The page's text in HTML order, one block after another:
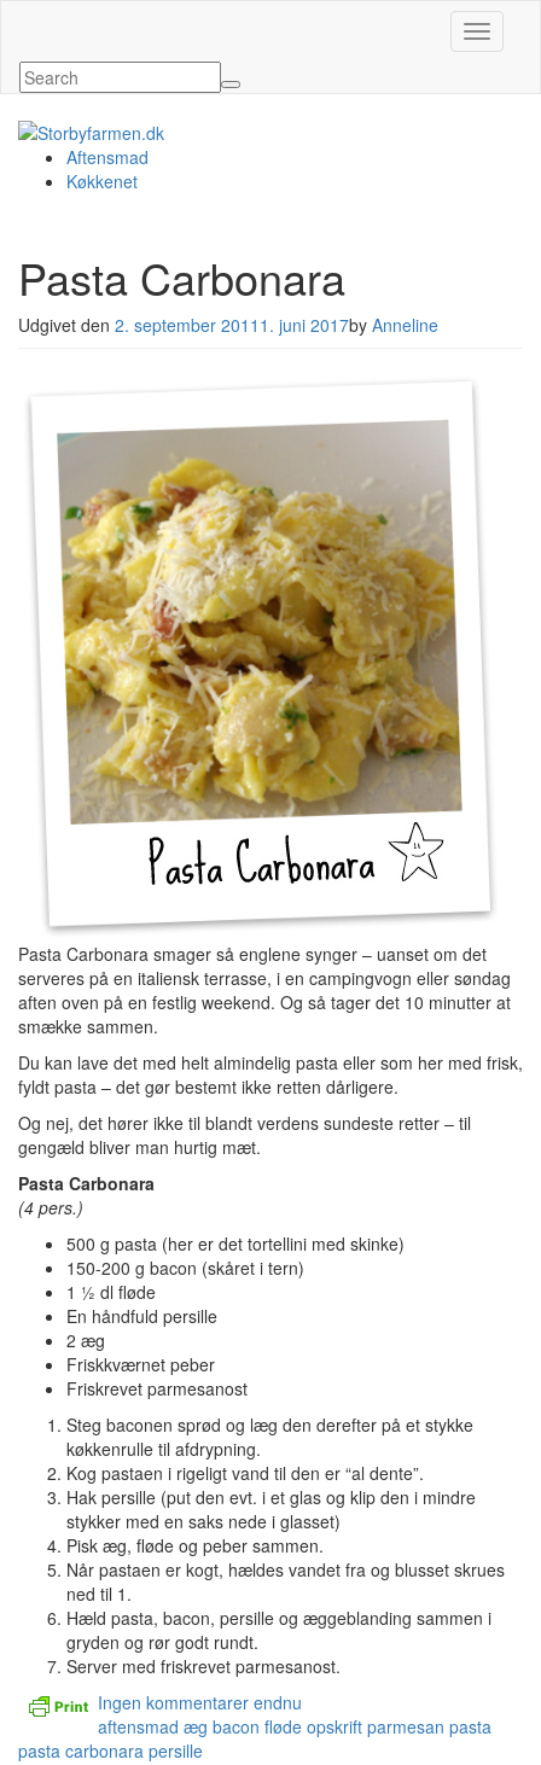
Slå
Aftensmad
Køkkenet
Pasta Carbonara
Udgivet den 2. september 2011 1. juni 2017by Anneline
Pasta Carbonara smager så englene synger – uanset om det
serveres på en italiensk terrasse, i en campingvogn eller søndag
aften oven på en festlig weekend. Og så tager det 10 minutter at
smække sammen.
Du kan lave det med helt almindelig pasta eller som her med frisk,
fyldt pasta – det gør bestemt ikke retten dårligere.
Og nej, det hører ikke til blandt verdens sundeste retter – til
gengæld bliver man hurtig mæt.
Pasta Carbonara
(4 pers.)
500 g pasta (her er det tortellini med skinke)
150-200 g bacon (skåret i tern)
1 ½ dl fløde
En håndfuld persille
2 æg
Friskkværnet peber
Friskrevet parmesanost
Steg baconen sprød og læg den derefter på et stykke
køkkenrulle til afdrypning.
Kog pastaen i rigeligt vand til den er “al dente”.
Hak persille (put den evt. i et glas og klip den i mindre
stykker med en saks nede i glasset)
Pisk æg, fløde og peber sammen.
Når pastaen er kogt, hældes vandet fra og blusset skrues
ned til 1.
Hæld pasta, bacon, persille og æggeblanding sammen i
gryden og rør godt rundt.
Server med friskrevet parmesanost.
Ingen kommentarer endnu
aftensmad æg bacon fløde opskrift parmesan pasta
pasta carbonara persille